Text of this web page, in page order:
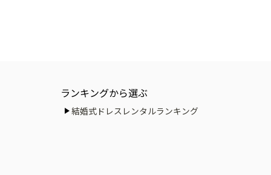
ランキングから選ぶ
結婚式ドレスレンタルランキング